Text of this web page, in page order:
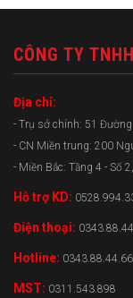
CÔNG TY
Địa chỉ:
- Trụ sở chính: 51 Đường
- CN Miền trung: 200
- Miền Bắc: Tầng 4 - Số
Hỗ trợ KD:
Điện thoại:
Hotline: 0343.88.44.66
MST: 0311.543.898